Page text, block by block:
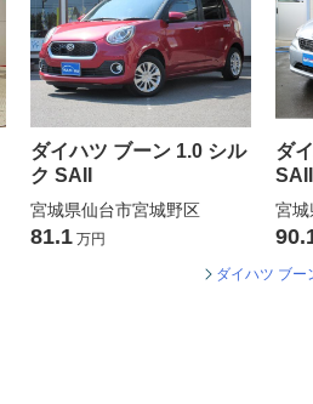
ダイハツ ブーン 1.0 シル
ク SAII
宮城県仙台市宮城野区
81.1 万円
ダ
宮城
ダイハツ ブー